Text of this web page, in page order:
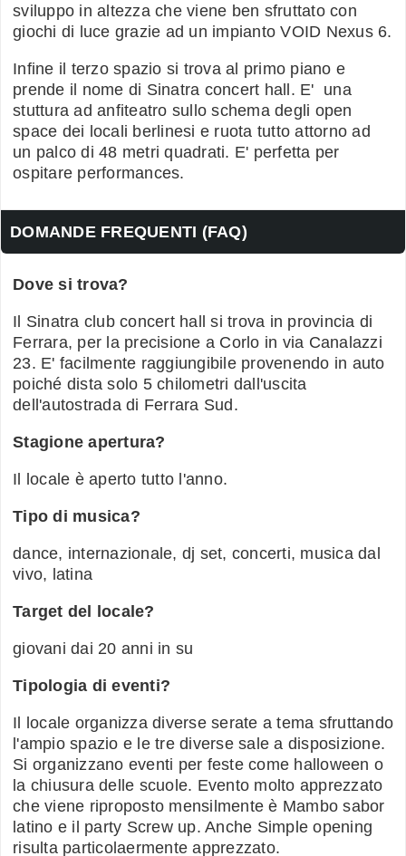
sviluppo in altezza che viene ben sfruttato con
giochi di luce grazie ad un impianto VOID Nexus 6.
Infine il terzo spazio si trova al primo piano e
prende il nome di Sinatra concert hall. E' una
stuttura ad anfiteatro sullo schema degli open
space dei locali berlinesi e ruota tutto attorno ad
un palco di 48 metri quadrati. E' perfetta per
ospitare performances.
DOMANDE FREQUENTI (FAQ)
Dove si trova?
Il Sinatra club concert hall si trova in provincia di
Ferrara, per la precisione a Corlo in via Canalazzi
23. E' facilmente raggiungibile provenendo in auto
poiché dista solo 5 chilometri dall'uscita
dell'autostrada di Ferrara Sud.
Stagione apertura?
Il locale è aperto tutto l'anno.
Tipo di musica?
dance, internazionale, dj set, concerti, musica dal
vivo, latina
Target del locale?
giovani dai 20 anni in su
Tipologia di eventi?
Il locale organizza diverse serate a tema sfruttando
l'ampio spazio e le tre diverse sale a disposizione.
Si organizzano eventi per feste come halloween o
la chiusura delle scuole. Evento molto apprezzato
che viene riproposto mensilmente è Mambo sabor
latino e il party Screw up. Anche Simple opening
risulta particolaermente apprezzato.